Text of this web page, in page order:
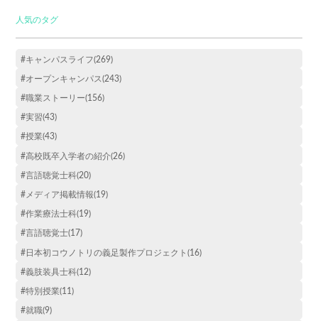
人気のタグ
#キャンパスライフ(269)
#オープンキャンパス(243)
#職業ストーリー(156)
#実習(43)
#授業(43)
#高校既卒入学者の紹介(26)
#言語聴覚士科(20)
#メディア掲載情報(19)
#作業療法士科(19)
#言語聴覚士(17)
#日本初コウノトリの義足製作プロジェクト(16)
#義肢装具士科(12)
#特別授業(11)
#就職(9)